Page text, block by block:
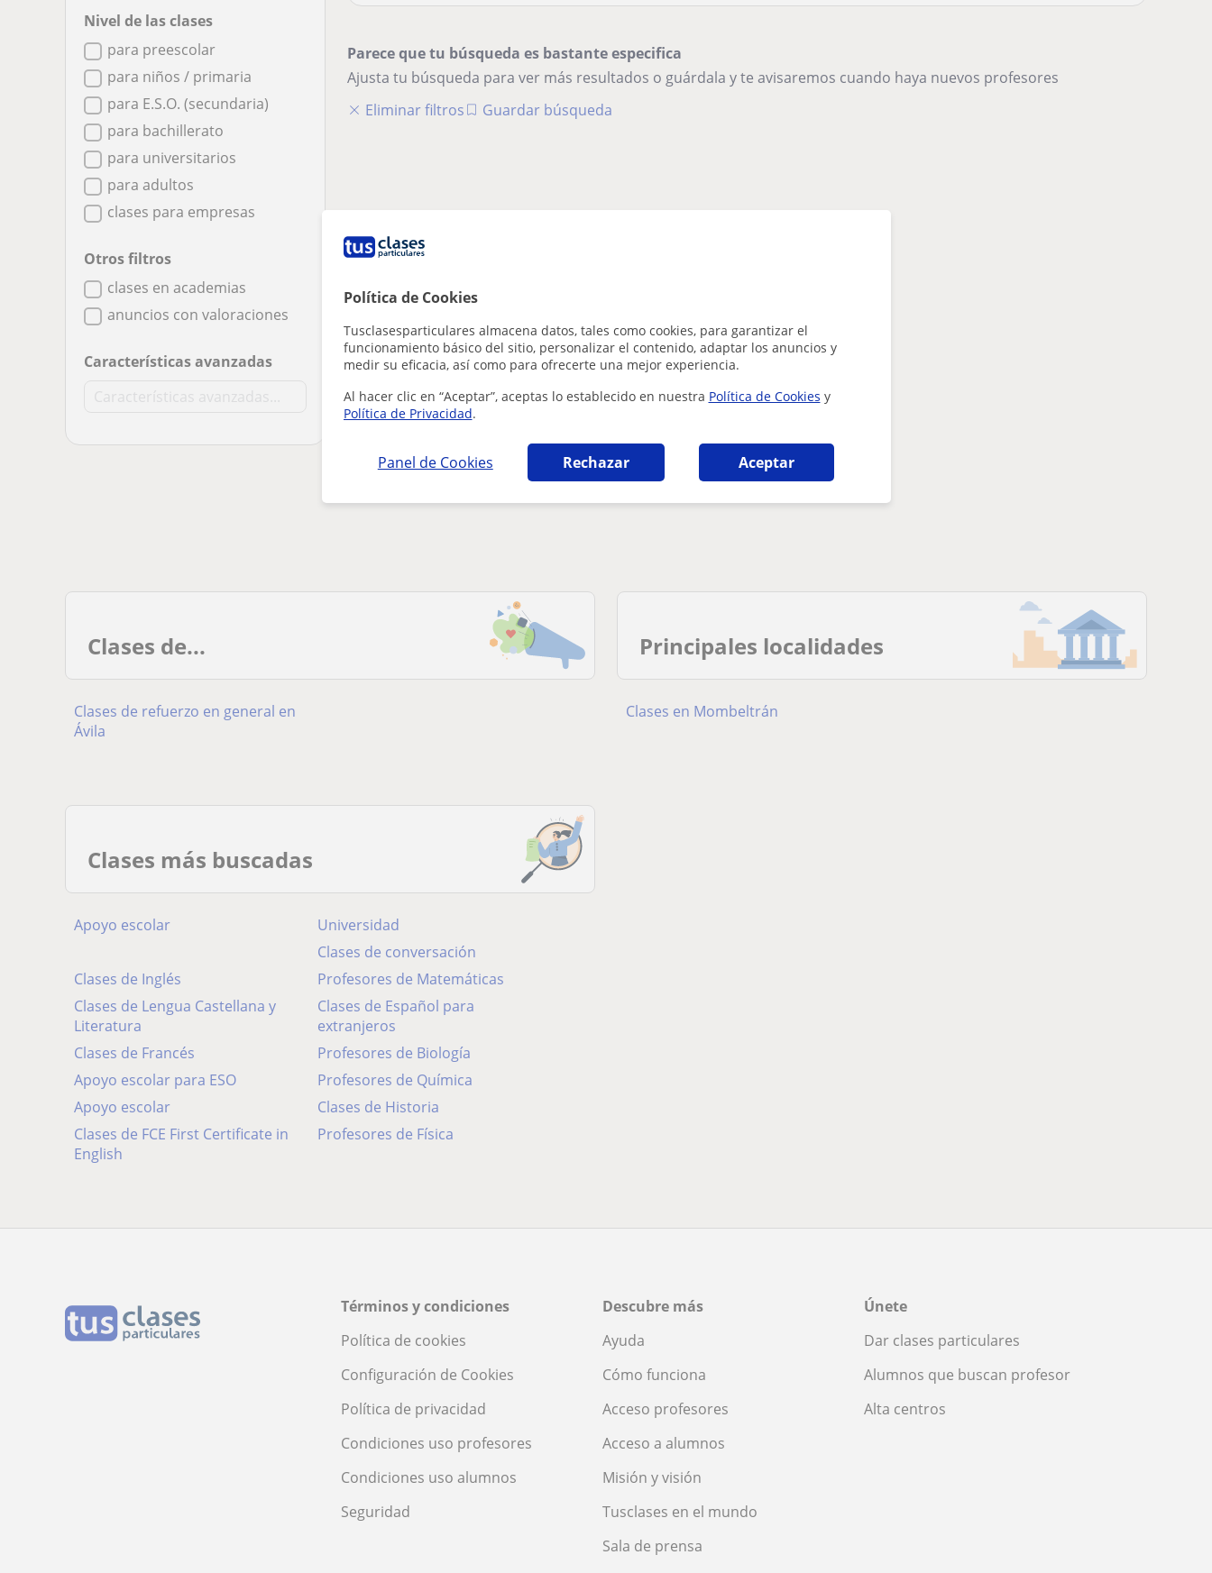
Política de Cookies
Tusclasesparticulares almacena datos, tales como cookies, para garantizar el
funcionamiento básico del sitio, personalizar el contenido, adaptar los anuncios y
medir su eficacia, así como para ofrecerte una mejor experiencia.
Al hacer clic en “Aceptar”, aceptas lo establecido en nuestra Política de Cookies y
Política de Privacidad.
Panel de Cookies Rechazar Aceptar
Nivel de las clases
para preescolar
para niños / primaria
para E.S.O. (secundaria)
para bachillerato
para universitarios
para adultos
clases para empresas
Otros filtros
clases en academias
anuncios con valoraciones
Características avanzadas
Parece que tu búsqueda es bastante especifica
Ajusta tu búsqueda para ver más resultados o guárdala y te avisaremos cuando haya nuevos profesores
Eliminar filtros
Guardar búsqueda
Clases de...
Clases de refuerzo en general en
Ávila
Principales localidades
Clases en Mombeltrán
Clases más buscadas
Apoyo escolar
Universidad
Clases de conversación
Clases de Inglés
Profesores de Matemáticas
Clases de Lengua Castellana y
Literatura
Clases de Español para
extranjeros
Clases de Francés
Profesores de Biología
Apoyo escolar para ESO
Profesores de Química
Apoyo escolar
Clases de Historia
Clases de FCE First Certificate in
English
Profesores de Física
Términos y condiciones
Política de cookies
Configuración de Cookies
Política de privacidad
Condiciones uso profesores
Condiciones uso alumnos
Seguridad
Descubre más
Ayuda
Cómo funciona
Acceso profesores
Acceso a alumnos
Misión y visión
Tusclases en el mundo
Sala de prensa
Únete
Dar clases particulares
Alumnos que buscan profesor
Alta centros